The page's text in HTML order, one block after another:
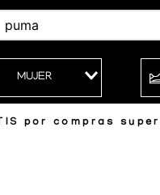
MUJER
por compras